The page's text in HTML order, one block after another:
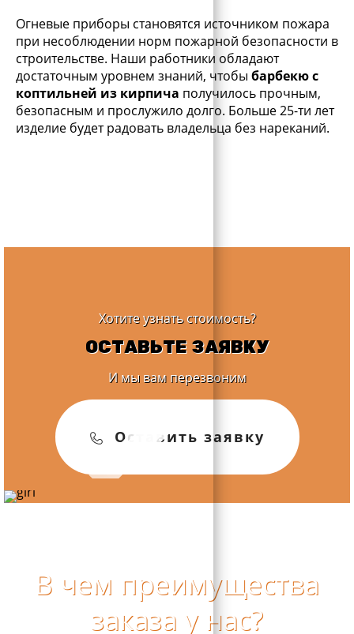
Огневые приборы становятся источником пожара
при несоблюдении норм пожарной безопасности в
строительстве. Наши работники обладают
достаточным уровнем знаний, чтобы барбекю с
коптильней из кирпича получилось прочным,
безопасным и прослужило долго. Больше 25-ти лет
изделие будет радовать владельца без нареканий.
Хотите узнать стоимость?
ОСТАВЬТЕ ЗАЯВКУ
И мы вам перезвоним
Оставить заявку
В чем преимущества
заказа у нас?